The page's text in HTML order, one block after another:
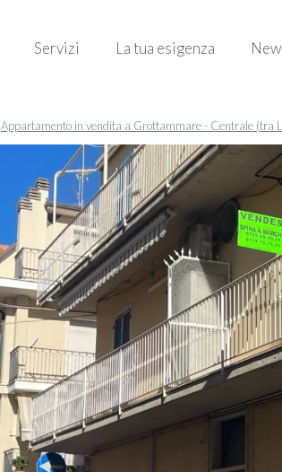
Servizi La tua esigenza
Appartamento in vendita a Grottammare - Centrale (tra